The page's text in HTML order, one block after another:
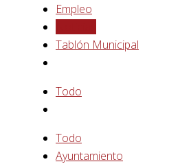
Empleo
Tablón Municipal
Todo
Todo
Ayuntamiento